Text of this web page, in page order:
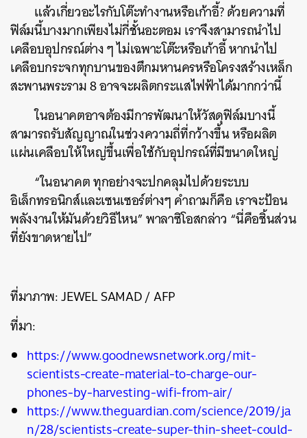
แล้วเกี่ยวอะไรกับโต๊ะทำงานหรือเก้าอี้? ด้วยความที่
ฟิล์มนี้บางมากเพียงไม่กี่ชั้นอะตอม เราจึงสามารถนำไป
เคลือบอุปกรณ์ต่าง ๆ ไม่เฉพาะโต๊ะหรือเก้าอี้ หากนำไป
เคลือบกระจกทุกบานของตึกมหานครหรือโครงสร้างเหล็ก
สะพานพระราม 8 อาจจะผลิตกระแสไฟฟ้าได้มากกว่านี้
ในอนาคตอาจต้องมีการพัฒนาให้วัสดุฟิล์มบางนี้
สามารถรับสัญญาณในช่วงความถี่ที่กว้างขึ้น หรือผลิต
แผ่นเคลือบให้ใหญ่ขึ้นเพื่อใช้กับอุปกรณ์ที่มีขนาดใหญ่
“ในอนาคต ทุกอย่างจะปกคลุมไปด้วยระบบ
อิเล็กทรอนิกส์และเซนเซอร์ต่างๆ คำถามก็คือ เราจะป้อน
พลังงานให้มันด้วยวิธีไหน” พาลาซิโอสกล่าว “นี่คือชิ้นส่วน
ที่ยังขาดหายไป”
ที่มาภาพ: JEWEL SAMAD / AFP
ที่มา:
https://www.goodnewsnetwork.org/mit-
scientists-create-material-to-charge-our-
phones-by-harvesting-wifi-from-air/
https://www.theguardian.com/science/2019/ja
n/28/scientists-create-super-thin-sheet-could-
ค้นหา
SHARE TWEET LINE EMAIL